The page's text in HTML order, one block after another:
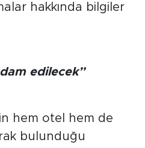
hakkında bilgiler
edilecek”
hem otel hem de
bulunduğu